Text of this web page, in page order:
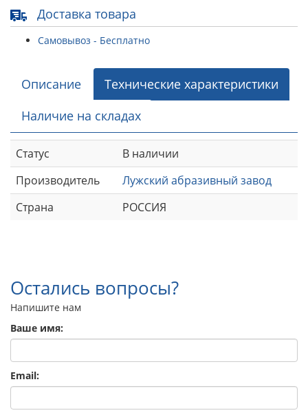
Доставка товара
Самовывоз - Бесплатно
Описание
Технические характеристики
Наличие на складах
Статус
В наличии
Производитель
Лужский абразивный завод
Страна
РОССИЯ
Остались вопросы?
Напишите нам
Ваше имя:
Email: